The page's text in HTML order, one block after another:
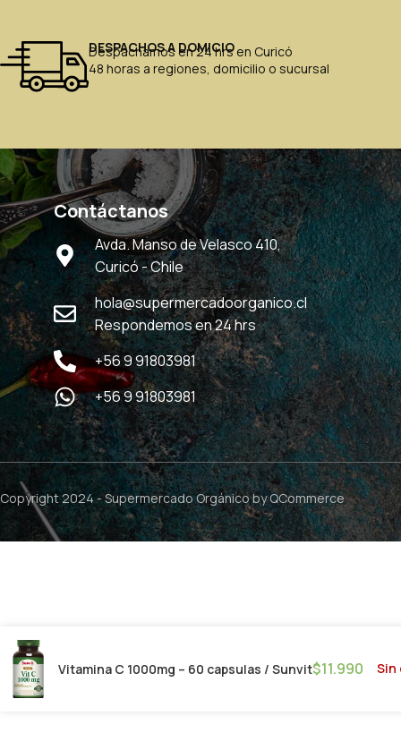
DESPACHOS A DOMICIO
Despachamos en 24 hrs en Curicó
48 horas a regiones, domicilio o sucursal
Contáctanos
Avda. Manso de Velasco 410,
Curicó - Chile
hola@supermercadoorganico.cl
Respondemos en 24 hrs
+56 9 91803981
+56 9 91803981
Copyright 2024 -Supermercado Orgánicoby QCommerce
Vitamina C 1000mg – 60 capsulas / Sunvit$11.990 Sin